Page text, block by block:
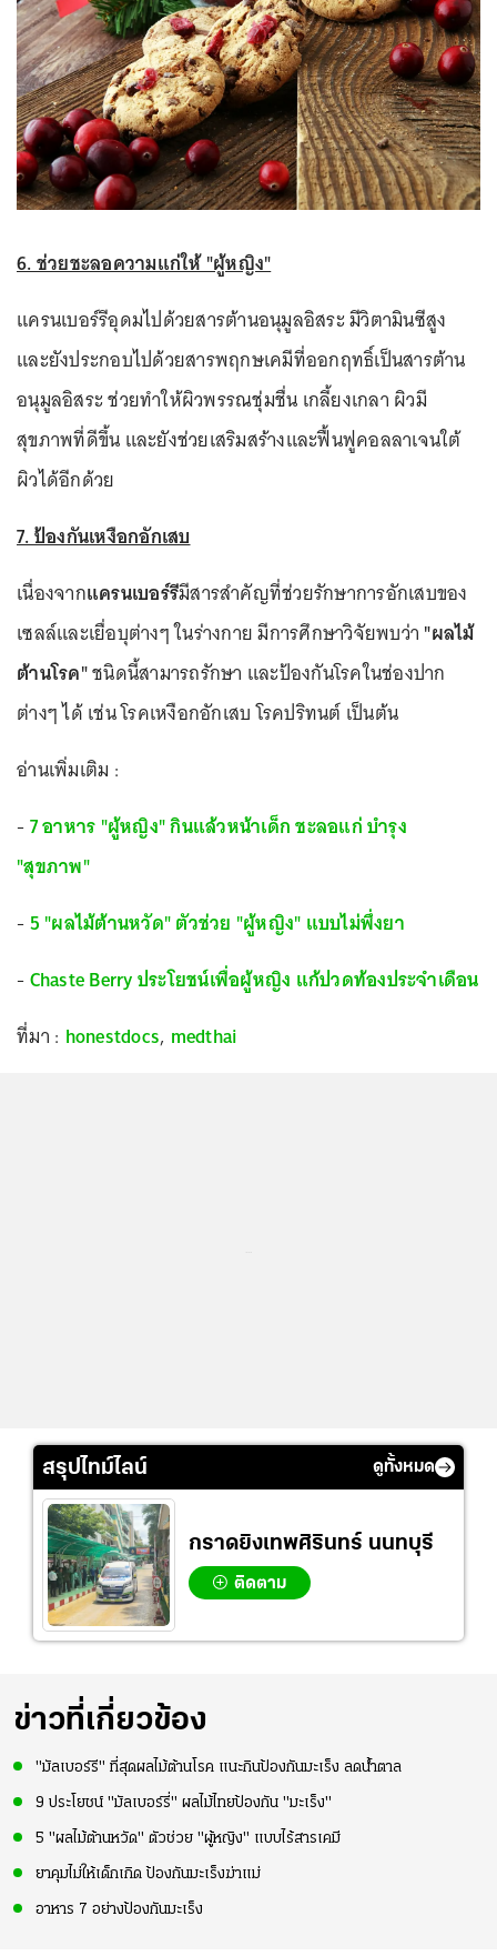
6. ช่วยชะลอความแก่ให้ "ผู้หญิง"
แครนเบอร์รีอุดมไปด้วยสารต้านอนุมูลอิสระ มีวิตามินซีสูง
และยังประกอบไปด้วยสารพฤกษเคมีที่ออกฤทธิ์เป็นสารต้าน
อนุมูลอิสระ ช่วยทำให้ผิวพรรณชุ่มชื่น เกลี้ยงเกลา ผิวมี
สุขภาพที่ดีขึ้น และยังช่วยเสริมสร้างและฟื้นฟูคอลลาเจนใต้
ผิวได้อีกด้วย
7. ป้องกันเหงือกอักเสบ
เนื่องจากแครนเบอร์รีมีสารสำคัญที่ช่วยรักษาการอักเสบของ
เซลล์และเยื่อบุต่างๆ ในร่างกาย มีการศึกษาวิจัยพบว่า "ผลไม้
ต้านโรค"ชนิดนี้สามารถรักษา และป้องกันโรคในช่องปาก
ต่างๆ ได้ เช่น โรคเหงือกอักเสบ โรคปริทนต์ เป็นต้น
อ่านเพิ่มเติม :
-7 อาหาร "ผู้หญิง" กินแล้วหน้าเด็ก ชะลอแก่ บำรุง
"สุขภาพ"
-5 "ผลไม้ต้านหวัด" ตัวช่วย "ผู้หญิง" แบบไม่พึ่งยา
-Chaste Berry ประโยชน์เพื่อผู้หญิง แก้ปวดท้องประจำเดือน
ที่มา : honestdocs, medthai
สรุปไทม์ไลน์ ดูทั้งหมด
กราดยิงเทพศิรินทร์ นนทบุรี
ติดตาม
ข่าวที่เกี่ยวข้อง
"มัลเบอร์รี" ที่สุดผลไม้ต้านโรค แนะกินป้องกันมะเร็ง ลดน้ำตาล
9 ประโยชน์ "มัลเบอร์รี่" ผลไม้ไทยป้องกัน "มะเร็ง"
5 "ผลไม้ต้านหวัด" ตัวช่วย "ผู้หญิง" แบบไร้สารเคมี
ยาคุมไม่ให้เด็กเกิด ป้องกันมะเร็งฆ่าแม่
อาหาร 7 อย่างป้องกันมะเร็ง